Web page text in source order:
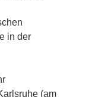
in der
(am